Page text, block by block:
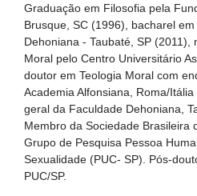
Graduação em Filosofia pela
Brusque, SC (1996), bacharel
Dehoniana - Taubaté, SP (2011),
Moral pelo Centro Universitário
doutor em Teologia Moral com
Academia Alfonsiana, Roma/
geral da Faculdade Dehoniana,
Membro da Sociedade Brasileira
Grupo de Pesquisa Pessoa
Sexualidade (PUC- SP). Pós-
PUC/SP.